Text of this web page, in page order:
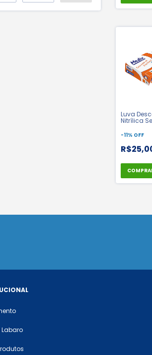
Luva
Nitrílica
Medix | CA
-11% OFF
Labaro